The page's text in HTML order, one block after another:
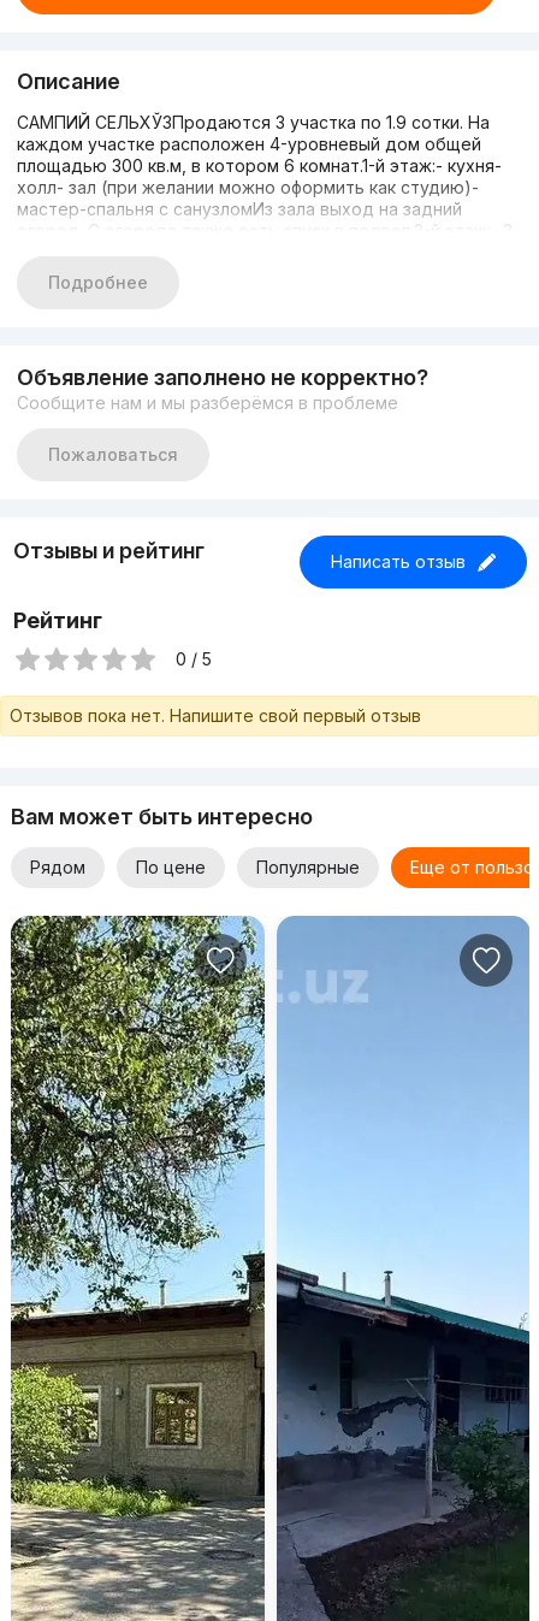
Описание
САМПИЙ СЕЛЬХЎЗПродаются 3 участка по 1.9 сотки. На
каждом участке расположен 4-уровневый дом общей
площадью 300 кв.м, в котором 6 комнат.1-й этаж:- кухня-
холл- зал (при желании можно оформить как студию)-
мастер-спальня с санузломИз зала выход на задний
огород. С огорода также есть спуск в подвал.2-й этаж:- 3
использовать как спальню, кабинет или зону
отдыхаПодвал:- хозяйственное помещение / складЦена:
Подробнее
Объявление заполнено не корректно?
Сообщите нам и мы разберёмся в проблеме
Пожаловаться
Отзывы и рейтинг Написать отзыв
Рейтинг
0 / 5
Отзывов пока нет. Напишите свой первый отзыв
Вам может быть интересно
Рядом По цене Популярные Еще от